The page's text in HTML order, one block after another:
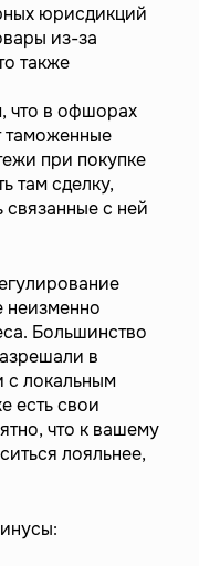
юрисдикций
из-за
также
что в офшорах
таможенные
при покупке
там сделку,
связанные с ней
неизменно
Большинство
в
с локальным
есть свои
что к вашему
лояльнее,